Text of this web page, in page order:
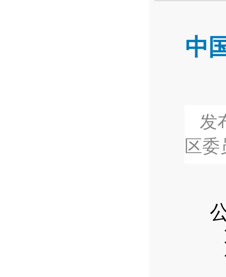
中
发
区委
公
第
一